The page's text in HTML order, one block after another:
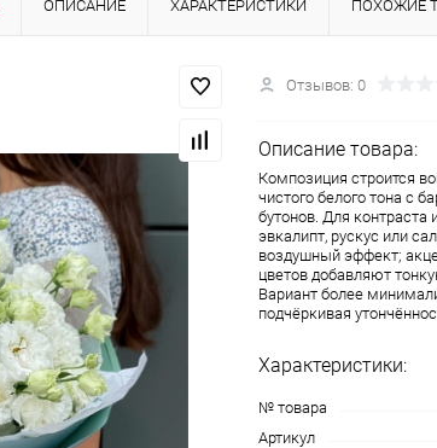
ОПИСАНИЕ ХАРАКТЕРИСТИКИ ПОХОЖИЕ
Отзывов: 0
Описание товара:
Композиция строится
чистого белого тона с
бутонов. Для
эвкалипт, рускус или
воздушный эффект;
цветов добавляют
Вариант более
подчёркивая
Характеристики:
№ товара
Артикул